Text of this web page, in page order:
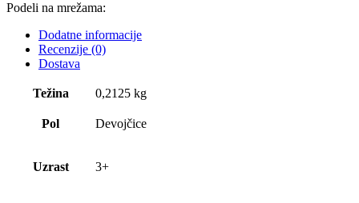
Podeli na mrežama:
Dodatne informacije
Recenzije (0)
Dostava
Težina 0,2125 kg
Pol Devojčice
Uzrast 3+